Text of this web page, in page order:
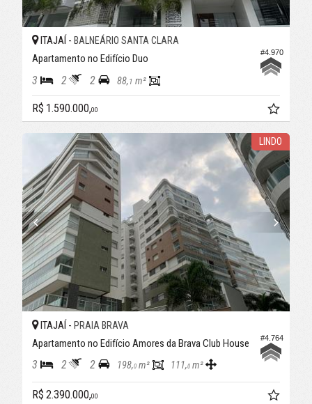
#4.970
ITAJAÍ - BALNEÁRIO SANTA CLARA
Apartamento no Edifício Duo
3 2 2 88,1 m²
R$ 1.590.000,00
LINDO
#4.764
ITAJAÍ - PRAIA BRAVA
Apartamento no Edifício Amores da Brava Club House
3 2 2 198,0 m² 111,0 m²
R$ 2.390.000,00